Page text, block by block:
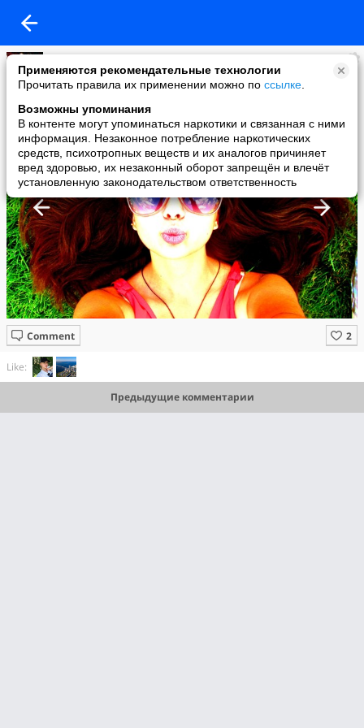
Применяются рекомендательные технологии
Прочитать правила их применении можно по ссылке
Возможны упоминания
В контенте могут упоминаться наркотики и связанная с ними
информация. Незаконное потребление наркотических
средств, психотропных веществ и их аналогов причиняет
вред здоровью, их незаконный оборот запрещён и влечёт
установленную законодательством ответственность
Тутова Виктория [•V.I.P=FamILY•]
added a photo
04 Aug в 18:09
Comment
Like:
Предыдущие комментарии